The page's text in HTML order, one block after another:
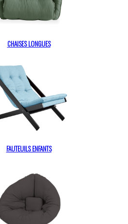
CHAISES LONGUES
FAUTEUILS ENFANTS